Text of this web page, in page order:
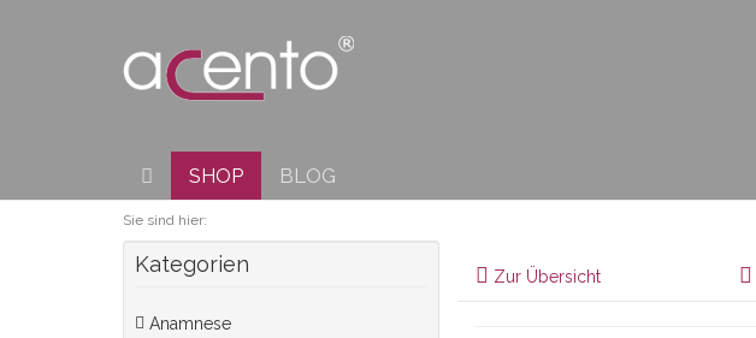
SHOP BLOG
Sie sind hier:
Kategorien
Anamnese
Zur Übersicht